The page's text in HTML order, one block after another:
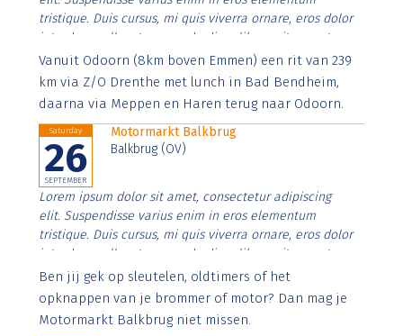
tristique. Duis cursus, mi quis viverra ornare, eros dolor
interdum nulla, ut commodo diam libero vitae erat.
Aenean faucibus nibh et justo cursus id rutrum lorem
imperdiet. Nunc ut sem vitae risus tristique posuere.
Vanuit Odoorn (8km boven Emmen) een rit van 239
km via Z/O Drenthe met lunch in Bad Bendheim,
daarna via Meppen en Haren terug naar Odoorn.
Saturday
26
SEPTEMBER
Motormarkt Balkbrug
Balkbrug (OV)
Lorem ipsum dolor sit amet, consectetur adipiscing
elit. Suspendisse varius enim in eros elementum
tristique. Duis cursus, mi quis viverra ornare, eros dolor
interdum nulla, ut commodo diam libero vitae erat.
Aenean faucibus nibh et justo cursus id rutrum lorem
imperdiet. Nunc ut sem vitae risus tristique posuere.
Ben jij gek op sleutelen, oldtimers of het
opknappen van je brommer of motor? Dan mag je
Motormarkt Balkbrug niet missen.